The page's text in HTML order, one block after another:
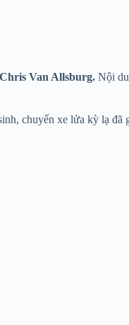
Chris Van Allsburg. Nội
chuyến xe lửa kỳ lạ đã